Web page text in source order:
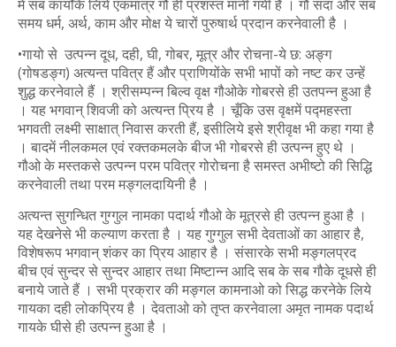
में सब कार्योंके लिये एकमात्र गौ ही प्रशस्त मानी गयी है । गौ सदा और सब
समय धर्म, अर्थ, काम और मोक्ष ये चारों पुरुषार्थ प्रदान करनेवाली है ।
•गायो से उत्पन्न दूध, दही, घी, गोबर, मूत्र और रोचना-ये छ: अङ्ग
(गोषडङ्ग) अत्यन्त पवित्र हैं और प्राणियोंके सभी भापों को नष्ट कर उन्हें
शुद्ध करनेवाले हैं । श्रीसम्पन्न बिल्व वृक्ष गौओके गोबरसे ही उतपन्न हुआ है
। यह भगवान् शिवजी को अत्यन्त प्रिय है । चूँकि उस वृक्षमें पद्महस्ता
भगवती लक्ष्मी साक्षात् निवास करती हैं, इसीलिये इसे श्रीवृक्ष भी कहा गया है
। बादमें नीलकमल एवं रक्तकमलके बीज भी गोबरसे ही उत्पन्न हुए थे ।
गौओ के मस्तकसे उत्पन्न परम पवित्र गोरोचना है समस्त अभीष्टो की सिद्धि
करनेवाली तथा परम मङ्गलदायिनी है ।
अत्यन्त सुगन्धित गुग्गुल नामका पदार्थ गौओ के मूत्रसे ही उत्पन्न हुआ है ।
यह देखनेसे भी कल्याण करता है । यह गुग्गुल सभी देवताओं का आहार है,
विशेषरूप भगवान् शंकर का प्रिय आहार है । संसारके सभी मङ्गलप्रद
बीच एवं सुन्दर से सुन्दर आहार तथा मिष्टान्न आदि सब के सब गौके दूधसे ही
बनाये जाते हैं । सभी प्रक्रार की मङ्गल कामनाओ को सिद्ध करनेके लिये
गायका दही लोकप्रिय है । देवताओ को तृप्त करनेवाला अमृत नामक पदार्थ
गायके घीसे ही उत्पन्न हुआ है ।